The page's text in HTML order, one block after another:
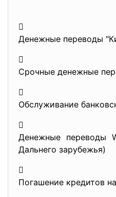

Денежные переводы

Срочные денежные

Обслуживание

Денежные переводы
Дальнего зарубежья)

Погашение кредитов